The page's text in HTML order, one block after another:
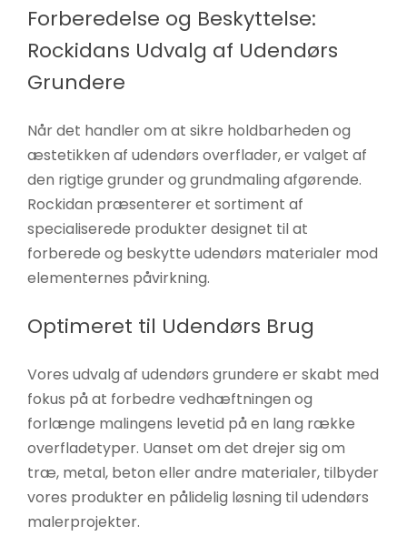
Forberedelse og Beskyttelse:
Rockidans Udvalg af Udendørs
Grundere
Når det handler om at sikre holdbarheden og
æstetikken af udendørs overflader, er valget af
den rigtige grunder og grundmaling afgørende.
Rockidan præsenterer et sortiment af
specialiserede produkter designet til at
forberede og beskytte udendørs materialer mod
elementernes påvirkning.
Optimeret til Udendørs Brug
Vores udvalg af udendørs grundere er skabt med
fokus på at forbedre vedhæftningen og
forlænge malingens levetid på en lang række
overfladetyper. Uanset om det drejer sig om
træ, metal, beton eller andre materialer, tilbyder
vores produkter en pålidelig løsning til udendørs
malerprojekter.